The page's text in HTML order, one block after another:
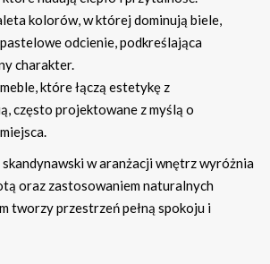
kolorów, w której dominują biele,
odcienie, podkreślająca
charakter.
które łączą estetykę z
często projektowane z myślą o
w aranżacji wnętrz wyróżnia
oraz zastosowaniem naturalnych
tworzy przestrzeń pełną spokoju i